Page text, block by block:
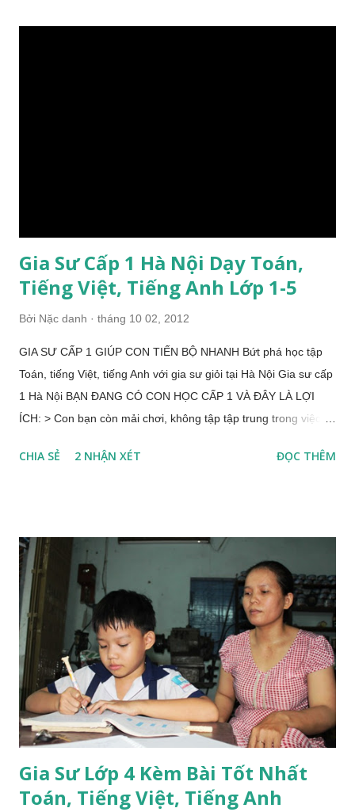
Gia Sư Cấp 1 Hà Nội Dạy Toán,
Tiếng Việt, Tiếng Anh Lớp 1-5
Bởi Nặc danh tháng 10 02, 2012
GIA SƯ CẤP 1 GIÚP CON TIẾN BỘ NHANH Bứt phá học tập
Toán, tiếng Việt, tiếng Anh với gia sư giỏi tại Hà Nội Gia sư cấp
1 Hà Nội BẠN ĐANG CÓ CON HỌC CẤP 1 VÀ ĐÂY LÀ LỢI
ÍCH: > Con bạn còn mải chơi, không tập tập trung trong việc
trong lớp học? > Con học trên lớp còn nhiều chỗ khó hiểu với
rèn chữ cho con => Làm sao con viết đẹp hơn, trình bày bài vở
ĐẸP và KHOA HỌC? > Con chưa biết cách viết bài văn, gặp
nhiều khó khăn trong môn tiếng Việt => Làm thế nào để con
nắm kiến thức và viết một bài văn hoàn chỉnh? => Làm thế nào
con đọc trôi chảy, nắm được nội dung của bài đọc > Bạn đang
băn khoăn tới đây con thi vào lớp 6 => Làm thế nào chuẩn kiến
thức kỹ năng, xây dựng chiến lược làm bài thi cho con? Đội
ngũ ...
CHIA SẺ 2 NHẬN XÉT ĐỌC THÊM
Gia Sư Lớp 4 Kèm Bài Tốt Nhất
Toán, Tiếng Việt, Tiếng Anh